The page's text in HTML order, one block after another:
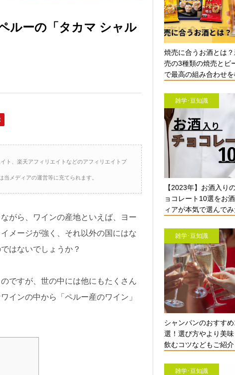
ルーの「タカマ シャル
ト、楽天アフィリエイトなどのアフィリエイトプ
メディアの運営等に充てられます。
がら、ワインの産地といえば、ヨー
メージが強く、それ以外の国にはな
はないでしょうか？
ですが、世の中には他にもたくさん
インの中から「ペルー産のワイン」
焼売に合うお酒とは
売の3種類の焼売とビ
で最高の組み合わせ
雑学･豆知識
【2023年】お酒入り
ョコレート10選をお
ィアが本気で選んで
雑学･豆知識
シャンパンのおすす
選！選び方やより美
飲むコツなどもご紹
雑学･豆知識